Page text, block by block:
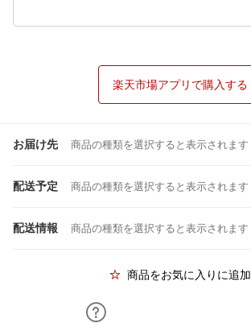
楽天市場アプリで購入する
お届け先 商品の種類を選択すると表示されます
配送予定 商品の種類を選択すると表示されます
配送情報 商品の種類を選択すると表示されます
商品をお気に入りに追加